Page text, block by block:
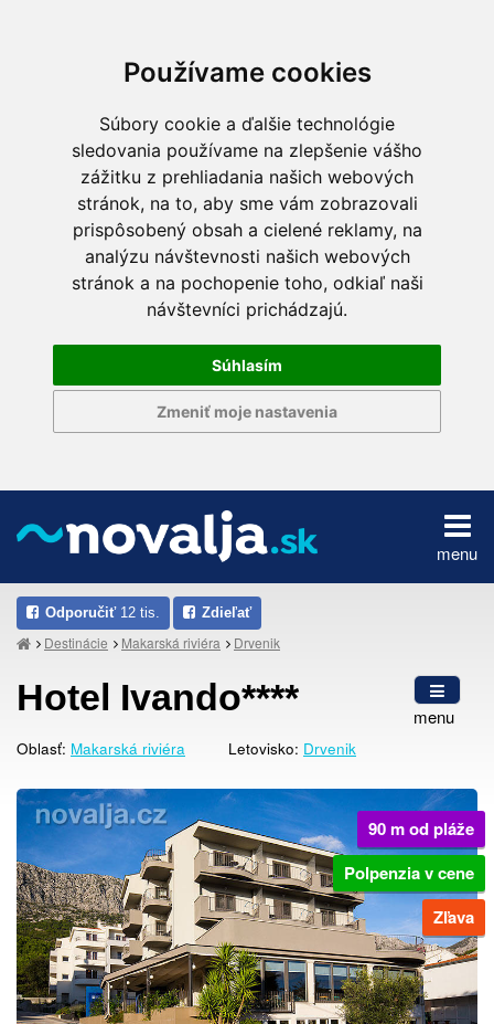
Používame cookies
Súbory cookie a ďalšie technológie
sledovania používame na zlepšenie vášho
zážitku z prehliadania našich webových
stránok, na to, aby sme vám zobrazovali
prispôsobený obsah a cielené reklamy, na
analýzu návštevnosti našich webových
stránok a na pochopenie toho, odkiaľ naši
návštevníci prichádzajú.
Súhlasím
Zmeniť moje nastavenia
menu
Odporučiť12 tis. Zdieľať
Destinácie Makarská riviéra Drvenik
menu
Hotel Ivando****
Oblasť: Makarská riviéra Letovisko: Drvenik
90 m od pláže
Polpenzia v cene
Zľava